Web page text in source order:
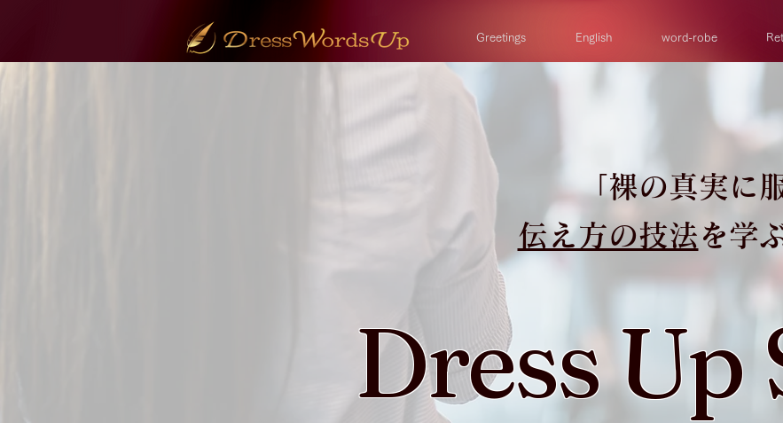
Greetings English word-robe
「裸の真実に
伝え方の技法 を学
Dress Up